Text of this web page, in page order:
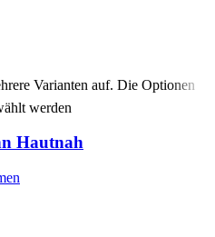
Varianten auf. Die Optionen
werden
Hautnah